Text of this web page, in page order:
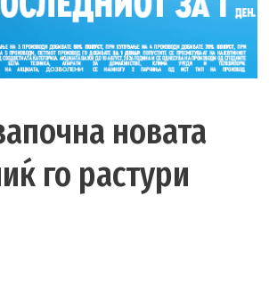
новата
го растури